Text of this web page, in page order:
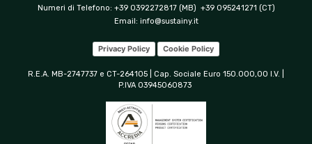
Numeri di Telefono: +39 0392272817 (MB) +39 095241271 (CT)
Email: info@sustainy.it
Privacy Policy Cookie Policy
R.E.A. MB-2747737 e CT-264105 | Cap. Sociale Euro 150.000,00 I.V. |
P.IVA 03945060873